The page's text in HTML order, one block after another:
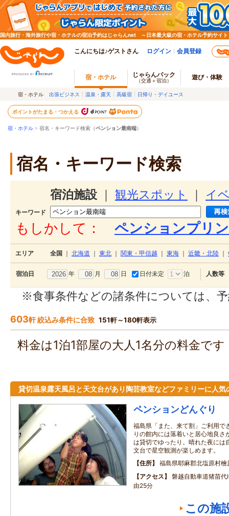
国内旅行・海外旅行や宿・ホテルの宿泊予約はじゃらんnet ～日本最大級の宿・ホテル予約サイト
こんにちは♪ゲストさん ログイン 会員登録
宿・ホテル じゃらんパック
（交通＋宿泊） 遊び・体験
宿・ホテル 出張ビジネス 温泉・露天 高級宿 日帰り・デイユース
ポイントがたまる・つかえる
宿・ホテル > 宿名・キーワード検索（ペンション最南端）
宿名・キーワード検索
宿泊施設 観光スポット イ
キーワード
もしかして： ペンションプリ
エリア 全国 北海道 東北 関東・甲信越 東海 近畿・北陸
宿泊日 年 月 日 日付未定 泊 人数等
※食事条件などの諸条件については、
603軒 絞込み条件に合致 151軒～180軒表示
料金は1泊1部屋の大人1名分の料金で
貸切温泉露天風呂と天文台があり陶芸教室などファミリーに人気
ペンションどんぐり
福島県「また、来て割」ご利用で
りの館内には落着いと居心地良さ
は貸切でゆったり。晴れた夜には
文台で星空観測が楽しめます。
住所
福島県耶麻郡北塩原村
アクセス
磐越自動車道猪苗
由25分
この施